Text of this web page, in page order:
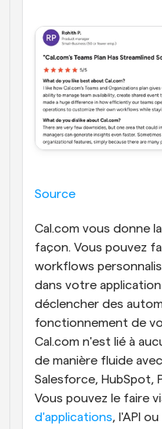
Source
Cal.com vous donne
façon. Vous pouvez
workflows
dans votre
déclencher des
fonctionnement de
Cal.com n'est lié à
de manière fluide
Salesforce, HubSpot,
Vous pouvez le faire
d'applications, l'API ou